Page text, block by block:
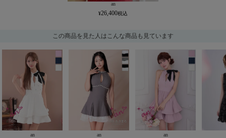
an
26,400
この商品を見た人はこんな商品も見ています
an an an